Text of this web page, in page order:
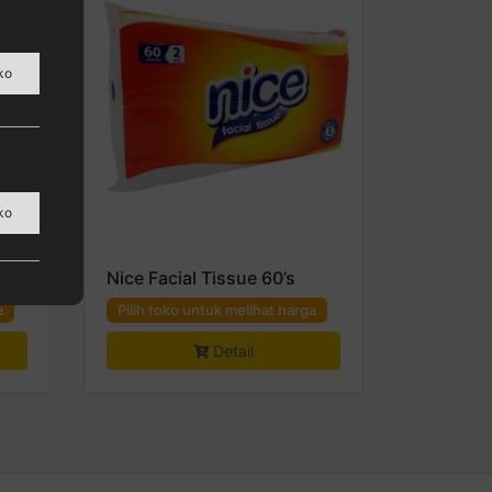
Nice Facial Tissue 60’s
Pilih toko untuk melihat harga
Detail